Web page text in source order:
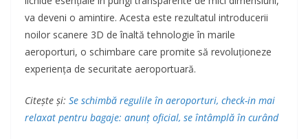
va deveni o amintire. Acesta este rezultatul introducerii
noilor scanere 3D de înaltă tehnologie în marile
aeroporturi, o schimbare care promite să revoluționeze
experiența de securitate aeroportuară.
Citește și: Se schimbă regulile în aeroporturi, check-in mai
relaxat pentru bagaje: anunț oficial, se întâmplă în curând